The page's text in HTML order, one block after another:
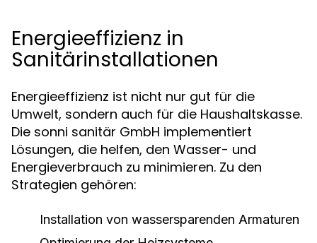
Energieeffizienz in
Sanitärinstallationen
Energieeffizienz ist nicht nur gut für die
Umwelt, sondern auch für die Haushaltskasse.
Die sonni sanitär GmbH implementiert
Lösungen, die helfen, den Wasser- und
Energieverbrauch zu minimieren. Zu den
Strategien gehören:
Installation von wassersparenden Armaturen